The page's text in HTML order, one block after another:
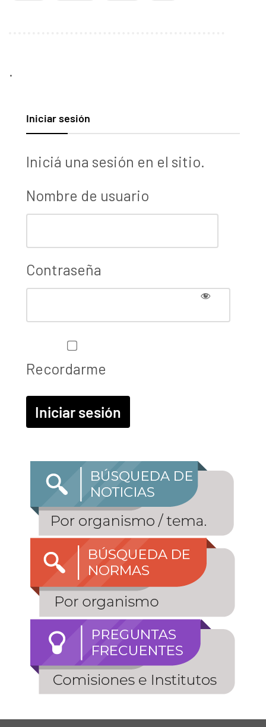
.
Iniciar sesión
Iniciá una sesión en el sitio.
Nombre de usuario
Contraseña
Recordarme